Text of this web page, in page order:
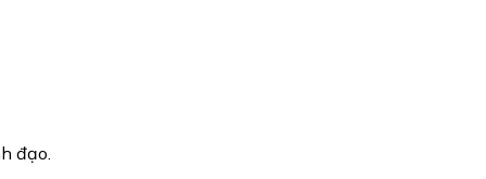
đạo.